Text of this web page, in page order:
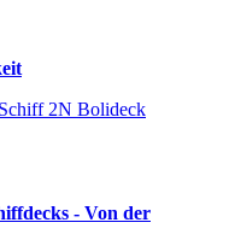
- Von der